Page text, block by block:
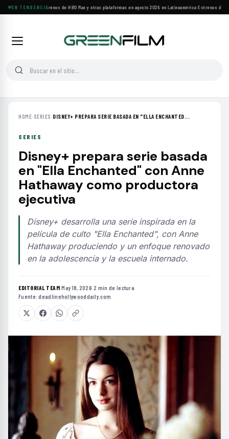
EN TENDENCIA
Principales estrenos de HBO Max y otras plataformas en agosto 2026 en Latinoamérica·Estrenos de
HOME› SERIES ›DISNEY+ PREPARA SERIE BASADA EN "ELLA ENCHANTED...
SERIES
Disney+ prepara serie basada
en "Ella Enchanted" con Anne
Hathaway como productora
ejecutiva
Disney+ desarrolla una serie inspirada en la
película de culto "Ella Enchanted", con Anne
Hathaway produciendo y un enfoque renovado
en la adolescencia y la escuela internado.
EDITORIAL TEAM·May 18, 2026·2 min de lectura·
Fuente:deadlinehollywooddaily.com